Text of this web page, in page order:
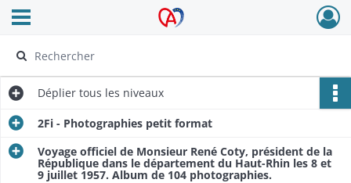
Archives Alsace - Colmar
Ouvrir le menu déroulant
Déplier tous les niveaux
2Fi - Photographies petit format
Voyage officiel de Monsieur René Coty, président de la
République dans le département du Haut-Rhin les 8 et
9 juillet 1957. Album de 104 photographies.